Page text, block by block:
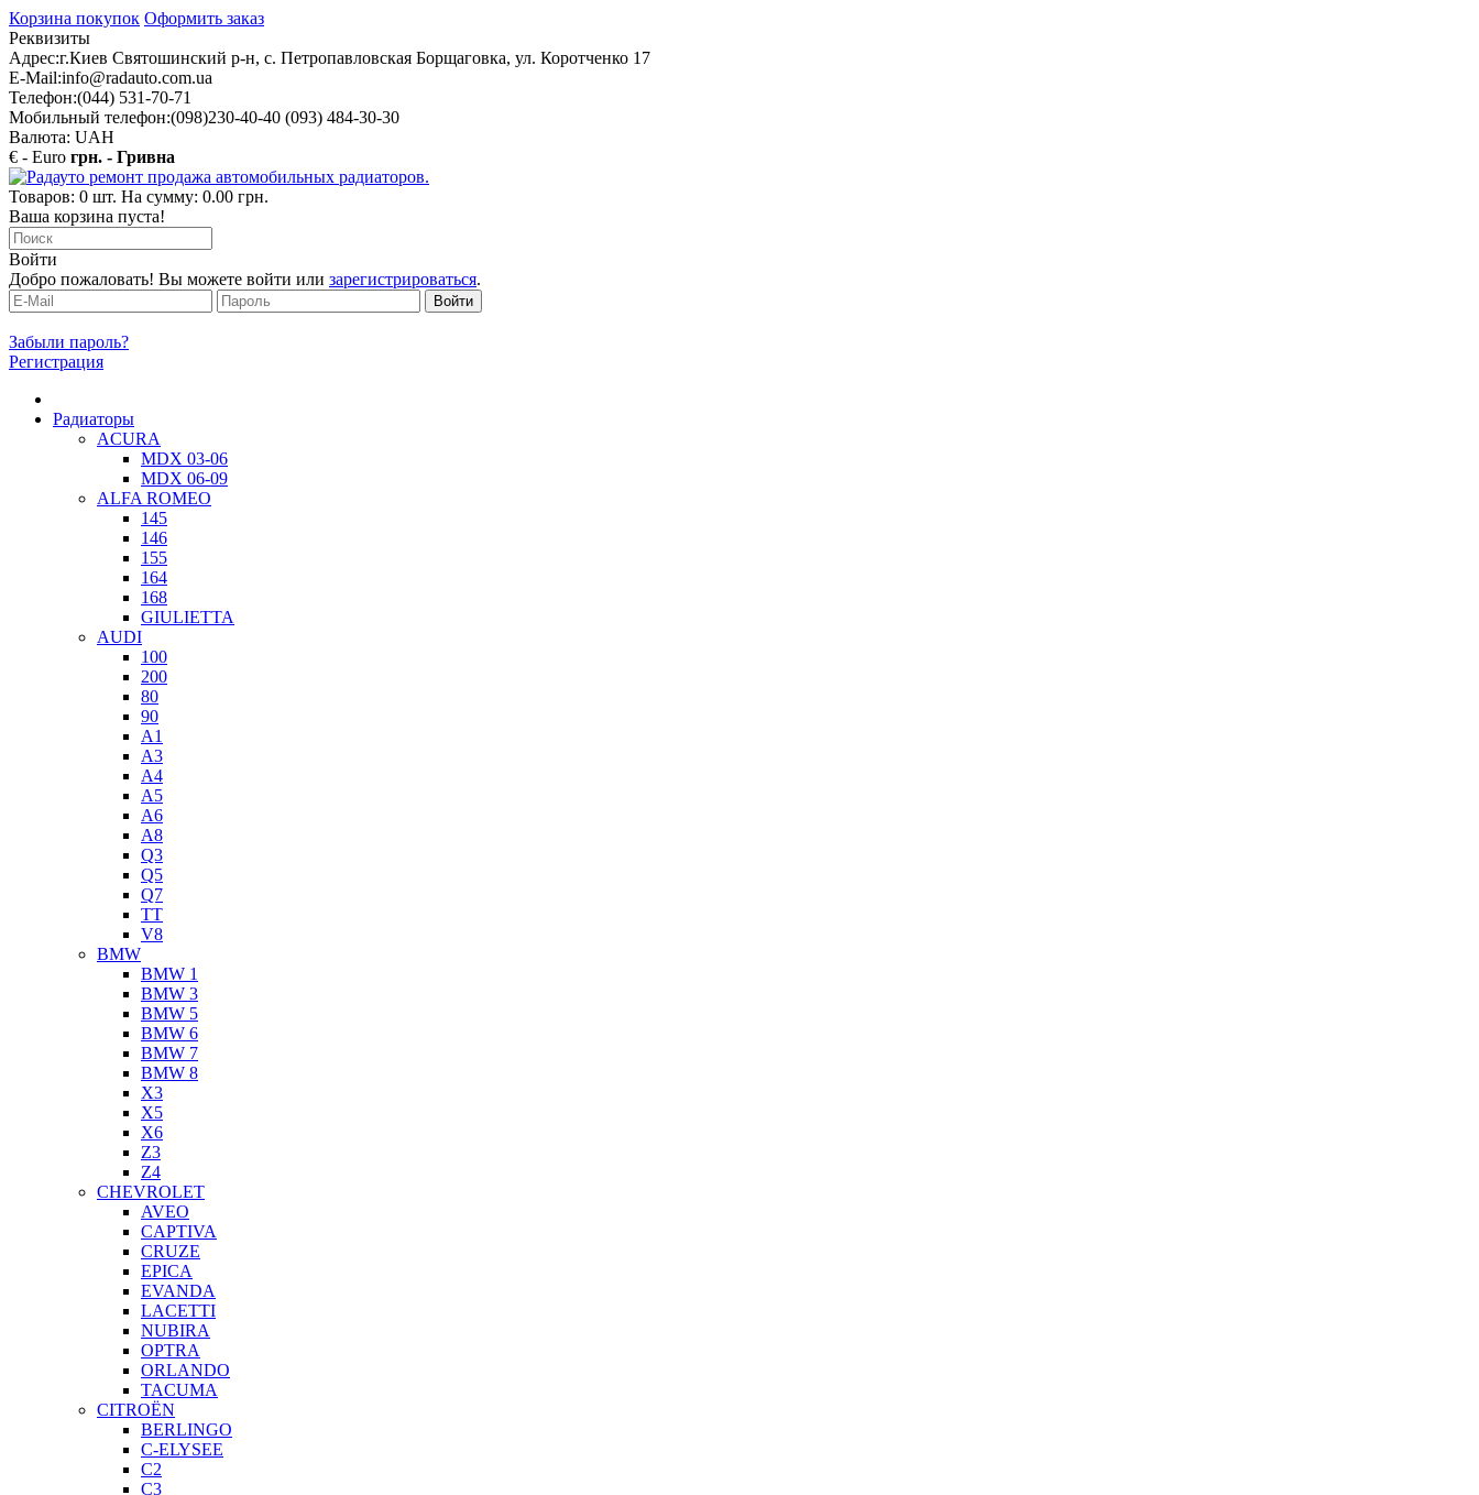
Корзина покупок Оформить заказ
Реквизиты
Адрес:г.Киев Святошинский р-н, с. Петропавловская Борщаговка, ул. Коротченко 17
E-Mail:info@radauto.com.ua
Телефон:(044) 531-70-71
Мобильный телефон:(098)230-40-40 (093) 484-30-30
Валюта: UAH
€ - Euro грн. - Гривна
Товаров: 0 шт. На сумму: 0.00 грн.
Ваша корзина пуста!
Войти
Добро пожаловать! Вы можете войти или зарегистрироваться.
Забыли пароль?
Регистрация
Радиаторы
ACURA
MDX 03-06
MDX 06-09
ALFA ROMEO
145
146
155
164
168
GIULIETTA
AUDI
100
200
80
90
A1
A3
A4
A5
A6
A8
Q3
Q5
Q7
TT
V8
BMW
BMW 1
BMW 3
BMW 5
BMW 6
BMW 7
BMW 8
X3
X5
X6
Z3
Z4
CHEVROLET
AVEO
CAPTIVA
CRUZE
EPICA
EVANDA
LACETTI
NUBIRA
OPTRA
ORLANDO
TACUMA
CITROËN
BERLINGO
C-ELYSEE
C2
C3